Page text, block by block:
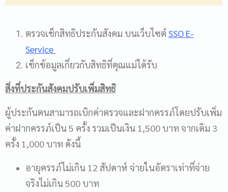
ตรวจเช็กสิทธิประกันสังคม บนเว็บไซต์ SSO E-
Service
เช็กข้อมูลเกี่ยวกับสิทธิที่คุณแม่ได้รับ
สิ่งที่ประกันสังคมปรับเพิ่มสิทธิ
ผู้ประกันตนสามารถเบิกค่าตรวจและฝากครรภ์โดยปรับเพิ่ม
ค่าฝากครรภ์เป็น 5 ครั้ง รวมเป็นเงิน 1,500 บาท จากเดิม 3
ครั้ง 1,000 บาท ดังนี้
อายุครรภ์ไม่เกิน 12 สัปดาห์ จ่ายในอัตราเท่าที่จ่าย
จริงไม่เกิน 500 บาท